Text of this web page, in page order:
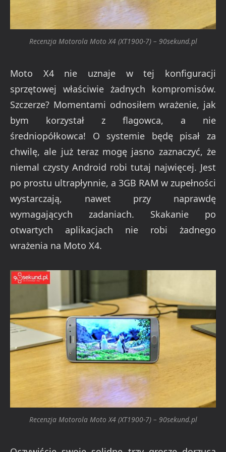
Recenzja Motorola Moto X4 (XT1900-7) – 90sekund.pl
Moto X4 nie uznaje w tej konfiguracji
sprzętowej właściwie żadnych kompromisów.
Szczerze? Momentami odnosiłem wrażenie, jak
bym korzystał z flagowca, a nie
średniopółkowca! O systemie będę pisał za
chwilę, ale już teraz mogę jasno zaznaczyć, że
niemal czysty Android robi tutaj najwięcej. Jest
po prostu ultrapłynnie, a 3GB RAM w zupełności
wystarczają, nawet przy naprawdę
wymagających zadaniach. Skakanie po
otwartych aplikacjach nie robi żadnego
wrażenia na Moto X4.
Recenzja Motorola Moto X4 (XT1900-7) – 90sekund.pl